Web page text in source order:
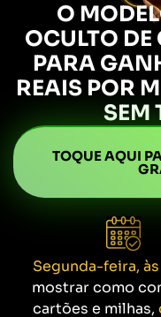
O
OCULTO DE
PARA
REAIS POR
SEM
TOQUE AQUI
Segunda-feira,
mostrar como
cartões e milhas,